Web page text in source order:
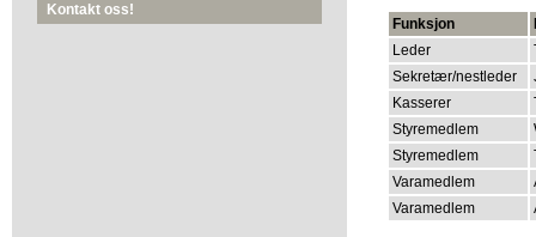
Kontakt oss!
Funksjon
Leder
Sekretær/nestleder
Kasserer
Styremedlem
Styremedlem
Varamedlem
Varamedlem